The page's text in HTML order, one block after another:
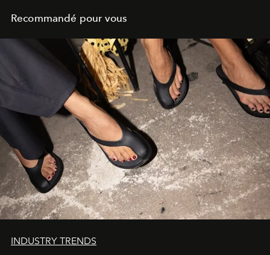
Recommandé pour vous
INDUSTRY TRENDS